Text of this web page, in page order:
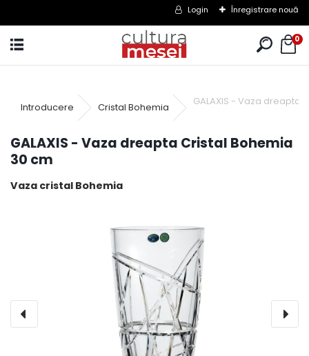
Login Înregistrare nouă
0
Introducere Cristal Bohemia
GALAXIS - Vaza dreapta
GALAXIS - Vaza dreapta Cristal Bohemia
30 cm
Vaza cristal Bohemia